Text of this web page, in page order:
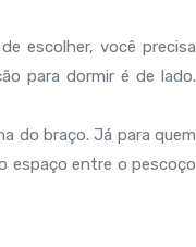
escolher, você precisa
para dormir é de lado.
do braço. Já para quem
espaço entre o pescoço